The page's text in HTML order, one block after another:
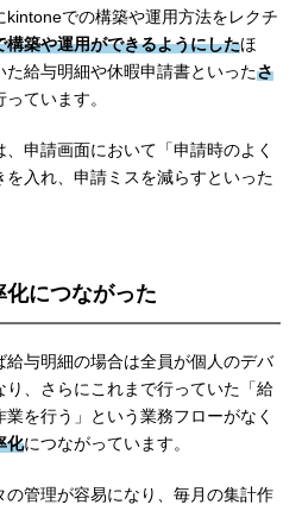
kintoneでの構築や運用方法をレクチ
構築や運用ができるようにしたほ
給与明細や休暇申請書といったさ
っています。
申請画面において「申請時のよく
入れ、申請ミスを減らすといった
につながった
給与明細の場合は全員が個人のデバ
、さらにこれまで行っていた「給
を行う」という業務フローがなく
化につながっています。
管理が容易になり、毎月の集計作